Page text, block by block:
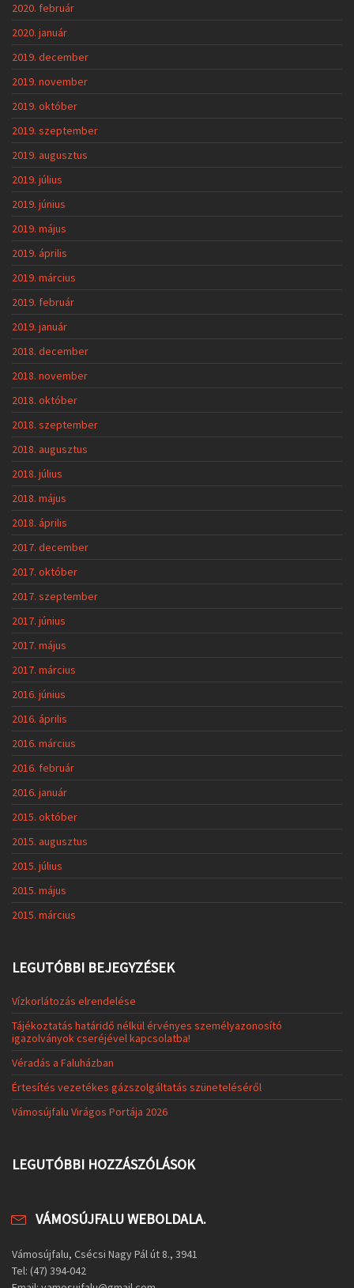
2020. február
2020. január
2019. december
2019. november
2019. október
2019. szeptember
2019. augusztus
2019. július
2019. június
2019. május
2019. április
2019. március
2019. február
2019. január
2018. december
2018. november
2018. október
2018. szeptember
2018. augusztus
2018. július
2018. május
2018. április
2017. december
2017. október
2017. szeptember
2017. június
2017. május
2017. március
2016. június
2016. április
2016. március
2016. február
2016. január
2015. október
2015. augusztus
2015. július
2015. május
2015. március
LEGUTÓBBI BEJEGYZÉSEK
Vízkorlátozás elrendelése
Tájékoztatás határidő nélkül érvényes személyazonosító
igazolványok cseréjével kapcsolatba!
Véradás a Faluházban
Értesítés vezetékes gázszolgáltatás szüneteléséről
Vámosújfalu Virágos Portája 2026
LEGUTÓBBI HOZZÁSZÓLÁSOK
VÁMOSÚJFALU WEBOLDALA.
Vámosújfalu, Csécsi Nagy Pál út 8., 3941
Tel: (47) 394-042